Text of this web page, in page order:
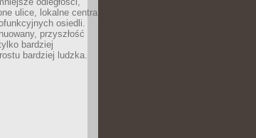
ulice, lokalne centra
osiedli.
przyszłość
bardziej
bardziej ludzka.